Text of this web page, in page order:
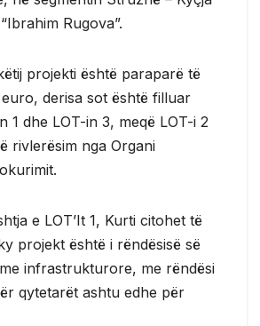
Rugova”.
projekti është paraparë të
derisa sot është filluar
1 dhe LOT-in 3, meqë LOT-i 2
rivlerësim nga Organi
e LOT’It 1, Kurti citohet të
projekt është i rëndësisë së
infrastrukturore, me rëndësi
qytetarët ashtu edhe për